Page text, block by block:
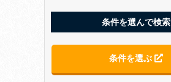
条件を選んで検索
条件を選ぶ